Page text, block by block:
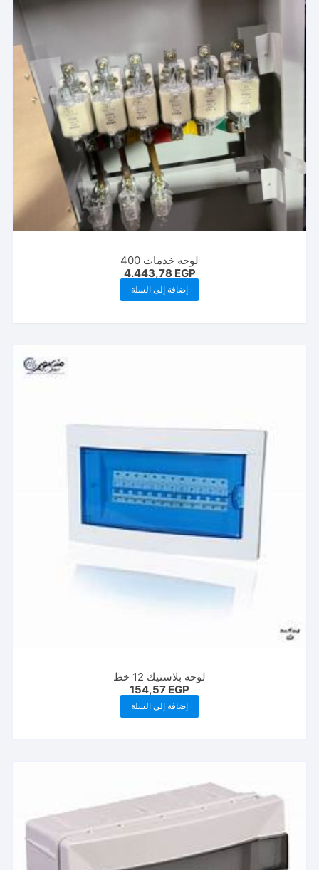
لوحه خدمات 400
4.443,78 EGP
إضافة إلى السلة
لوحه بلاستيك 12 خط
154,57 EGP
إضافة إلى السلة